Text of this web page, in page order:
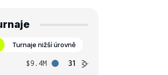
Turnaje nižší úrovně
$9.4M
31